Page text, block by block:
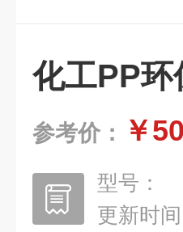
化工PP环
参考价： ￥
型号：
更新时间